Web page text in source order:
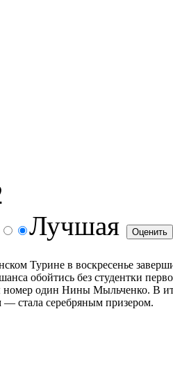
Лучшая
Турине в воскресенье
обойтись без студентки
номер один Нины Мыльченко. В
— стала серебряным призером.